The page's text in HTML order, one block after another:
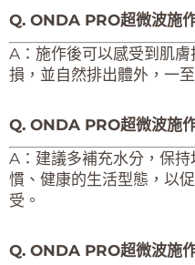
Q. ONDA PRO超微波施
A：施作後可以感受到肌
損，並自然排出體外，一
Q. ONDA PRO超微波施
A：建議多補充水分，保
慣、健康的生活型態，以
受。
Q. ONDA PRO超微波施